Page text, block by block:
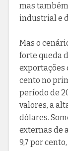
mas
industrial e
Mas o
forte queda
exportações
cento no
período de
valores, a
dólares.
externas de
9,7 por